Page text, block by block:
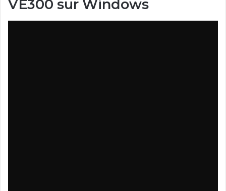
VE300 sur Windows